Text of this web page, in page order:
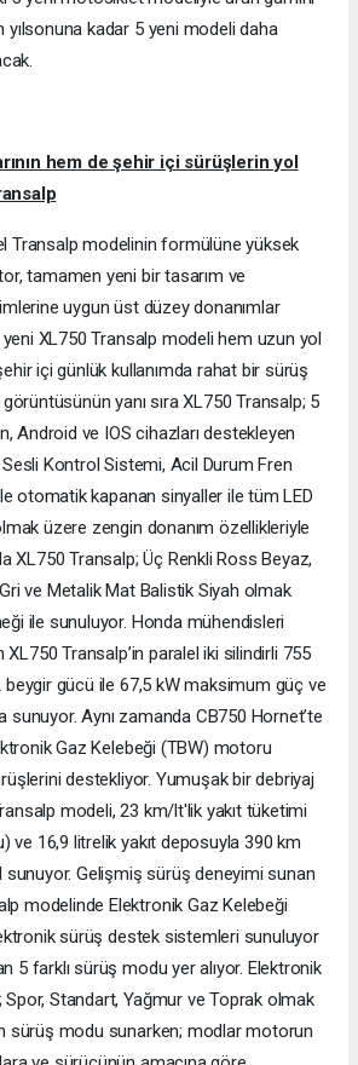
yılsonuna kadar 5 yeni modeli daha
hem de şehir içi sürüşlerin yol
Transalp modelinin formülüne yüksek
tamamen yeni bir tasarım ve
uygun üst düzey donanımlar
XL750 Transalp modeli hem uzun yol
içi günlük kullanımda rahat bir sürüş
görüntüsünün yanı sıra XL750 Transalp; 5
Android ve IOS cihazları destekleyen
Sesli Kontrol Sistemi, Acil Durum Fren
otomatik kapanan sinyaller ile tüm LED
üzere zengin donanım özellikleriyle
XL750 Transalp; Üç Renkli Ross Beyaz,
ve Metalik Mat Balistik Siyah olmak
ile sunuluyor. Honda mühendisleri
Transalp’in paralel iki silindirli 755
gücü ile 67,5 kW maksimum güç ve
sunuyor. Aynı zamanda CB750 Hornet’te
Gaz Kelebeği (TBW) motoru
destekliyor. Yumuşak bir debriyaj
modeli, 23 km/lt'lik yakıt tüketimi
ve 16,9 litrelik yakıt deposuyla 390 km
Gelişmiş sürüş deneyimi sunan
modelinde Elektronik Gaz Kelebeği
sürüş destek sistemleri sunuluyor
5 farklı sürüş modu yer alıyor. Elektronik
Spor, Standart, Yağmur ve Toprak olmak
sürüş modu sunarken; modlar motorun